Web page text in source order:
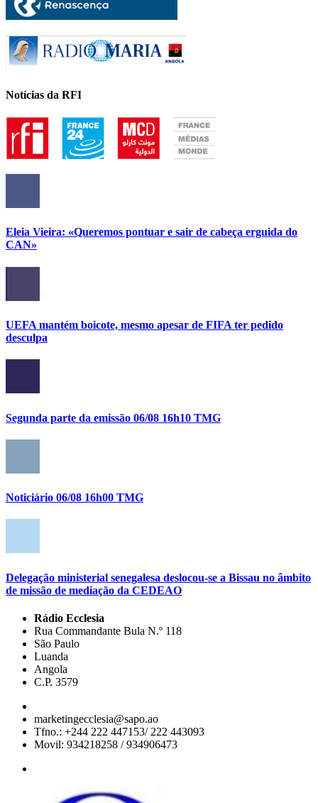
Notícias da RFI
Eleia Vieira: «Queremos pontuar e sair de cabeça erguida do
CAN»
UEFA mantém boicote, mesmo apesar de FIFA ter pedido
desculpa
Segunda parte da emissão 06/08 16h10 TMG
Noticiário 06/08 16h00 TMG
Delegação ministerial senegalesa deslocou-se a Bissau no âmbito
de missão de mediação da CEDEAO
Rádio Ecclesia
Rua Commandante Bula N.º 118
São Paulo
Luanda
Angola
C.P. 3579
marketingecclesia@sapo.ao
Tfno.: +244 222 447153/ 222 443093
Movil: 934218258 / 934906473